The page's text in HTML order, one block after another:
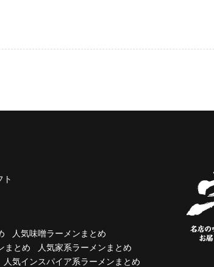
ト
人気味噌ラーメンまとめ
まとめ
人気家系ラーメンまとめ
人気インスパイア系ラーメンまとめ